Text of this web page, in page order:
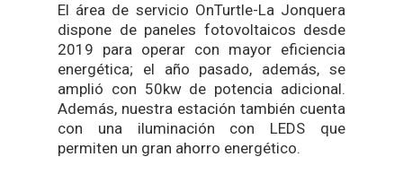
El área de servicio OnTurtle-La Jonquera
dispone de paneles fotovoltaicos desde
2019 para operar con mayor eficiencia
energética; el año pasado, además, se
amplió con 50kw de potencia adicional.
Además, nuestra estación también cuenta
con una iluminación con LEDS que
permiten un gran ahorro energético.